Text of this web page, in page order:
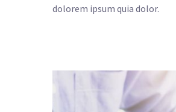
dolorem ipsum quia dolor.